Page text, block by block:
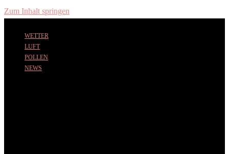
Zum Inhalt springen
WETTER
LUFT
POLLEN
NEWS